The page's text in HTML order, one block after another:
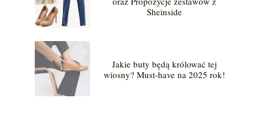
Sheinside
Jakie buty będą królować tej
wiosny? Must-have na 2025 rok!